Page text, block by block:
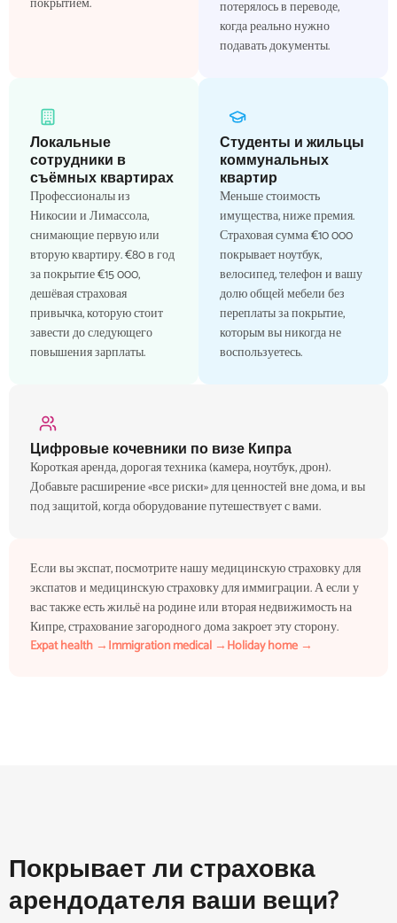
потерялось в переводе,
когда реально нужно
подавать документы.
Локальные
сотрудники в
съёмных квартирах
Профессионалы из
Никосии и Лимассола,
снимающие первую или
вторую квартиру. €80 в год
за покрытие €15 000,
дешёвая страховая
привычка, которую стоит
завести до следующего
повышения зарплаты.
Студенты и жильцы
коммунальных
квартир
Меньше стоимость
имущества, ниже премия.
Страховая сумма €10 000
покрывает ноутбук,
велосипед, телефон и вашу
долю общей мебели без
переплаты за покрытие,
которым вы никогда не
воспользуетесь.
Цифровые кочевники по визе Кипра
Короткая аренда, дорогая техника (камера, ноутбук, дрон).
Добавьте расширение «все риски» для ценностей вне дома, и вы
под защитой, когда оборудование путешествует с вами.
Если вы экспат, посмотрите нашу медицинскую страховку для
экспатов и медицинскую страховку для иммиграции. А если у
вас также есть жильё на родине или вторая недвижимость на
Кипре, страхование загородного дома закроет эту сторону.
Expat health →Immigration medical →Holiday home →
Покрывает ли страховка
арендодателя ваши вещи?